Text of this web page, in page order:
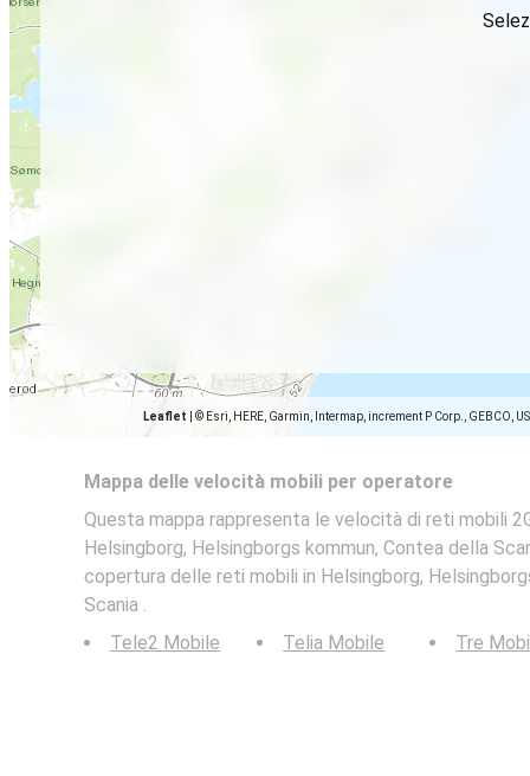
Leaflet © Esri, HERE, Garmin, Intermap, increment P Corp., GEBCO,
Mappa delle velocità mobili per operatore
Questa mappa rappresenta le velocità di reti mobili
Helsingborg, Helsingborgs kommun, Contea della
copertura delle reti mobili in Helsingborg,
Scania .
Tele2 Mobile
Telia Mobile Tre